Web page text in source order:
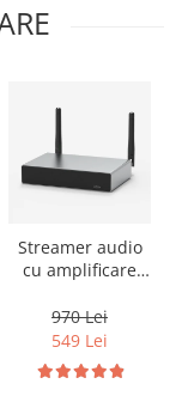
Streamer audio
cu amplificare
A30+, LAN /Wi-Fi
/Bluetooth,
24bit/192kHz,
Multiroom
970 Lei
549 Lei